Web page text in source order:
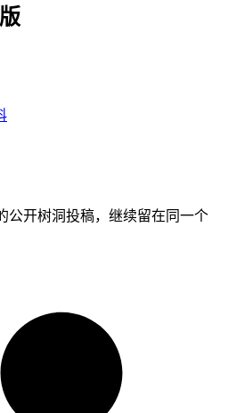
公开树洞投稿，继续留在同一个